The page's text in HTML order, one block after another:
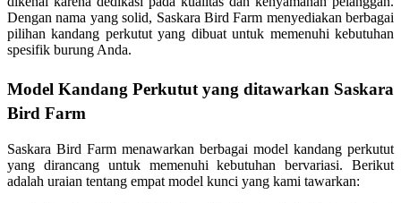
Dengan nama yang solid, Saskara Bird Farm menyediakan berbagai
pilihan kandang perkutut yang dibuat untuk memenuhi kebutuhan
spesifik burung Anda.
Model Kandang Perkutut yang ditawarkan Saskara
Bird Farm
Saskara Bird Farm menawarkan berbagai model kandang perkutut
yang dirancang untuk memenuhi kebutuhan bervariasi. Berikut
adalah uraian tentang empat model kunci yang kami tawarkan: